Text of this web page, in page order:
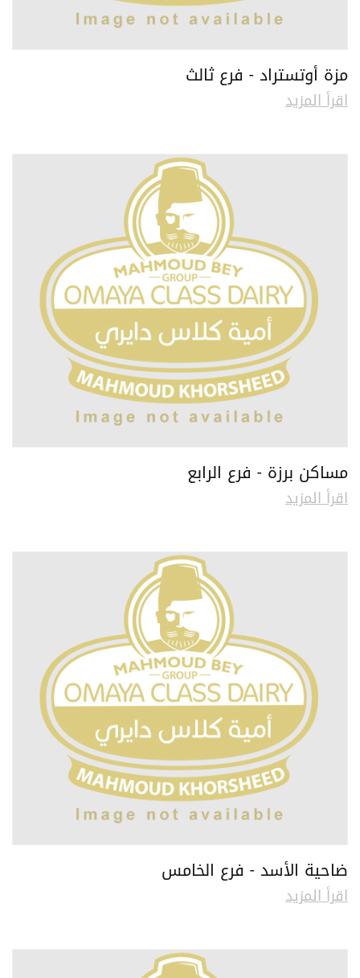
مزة أوتستراد - فرع ثالث
اقرأ المزيد
مساكن برزة - فرع الرابع
اقرأ المزيد
ضاحية الأسد - فرع الخامس
اقرأ المزيد